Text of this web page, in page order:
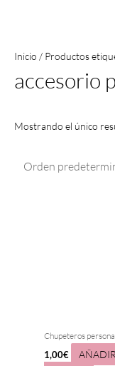
Inicio / Productos
accesorio
Mostrando el único
Chupeteros
1,00€